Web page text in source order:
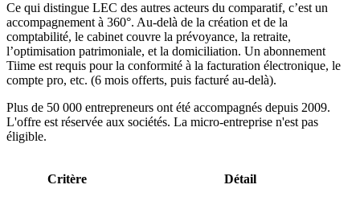
Ce qui distingue LEC des autres acteurs du comparatif, c’est un
accompagnement à 360°. Au-delà de la création et de la
comptabilité, le cabinet couvre la prévoyance, la retraite,
l’optimisation patrimoniale, et la domiciliation. Un abonnement
Tiime est requis pour la conformité à la facturation électronique, le
compte pro, etc. (6 mois offerts, puis facturé au-delà).
Plus de 50 000 entrepreneurs ont été accompagnés depuis 2009.
L'offre est réservée aux sociétés. La micro-entreprise n'est pas
éligible.
Critère Détail